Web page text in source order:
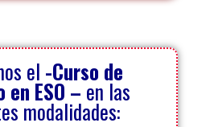
el -Curso de
en ESO – en las
modalidades: